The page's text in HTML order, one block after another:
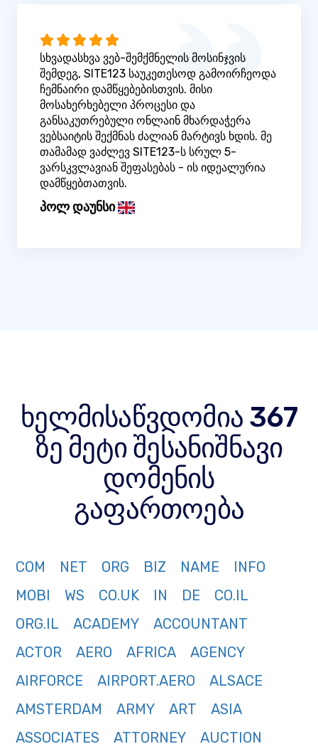
სხვადასხვა ვებ-შემქმნელის მოსინჯვის
შემდეგ, SITE123 საუკეთესოდ გამოირჩეოდა
ჩემნაირი დამწყებებისთვის. მისი
მოსახერხებელი პროცესი და
განსაკუთრებული ონლაინ მხარდაჭერა
ვებსაიტის შექმნას ძალიან მარტივს ხდის. მე
თამამად ვაძლევ SITE123-ს სრულ 5-
ვარსკვლავიან შეფასებას - ის იდეალურია
დამწყებთათვის.
პოლ დაუნსი
ხელმისაწვდომია 367
ზე მეტი შესანიშნავი
დომენის
გაფართოება
COM NET ORG BIZ NAME
INFO
MOBI
WS CO.UK IN DE
CO.IL
ORG.IL
ACADEMY
ACCOUNTANT
ACTOR
AERO AFRICA
AGENCY
AIRFORCE
AIRPORT.AERO
ALSACE
AMSTERDAM
ARMY ART
ASIA
ASSOCIATES
ATTORNEY
AUCTION